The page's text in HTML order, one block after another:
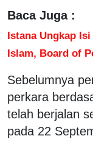
Baca Juga :
Istana Ungkap
Islam, Board of
Sebelumnya
perkara
telah berjalan
pada 22